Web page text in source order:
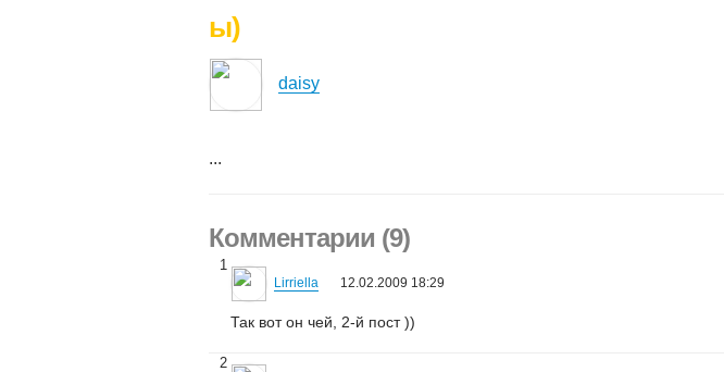
ы)
daisy
...
Комментарии (9)
1
Lirriella 12.02.2009 18:29
Так вот он чей, 2-й пост ))
2